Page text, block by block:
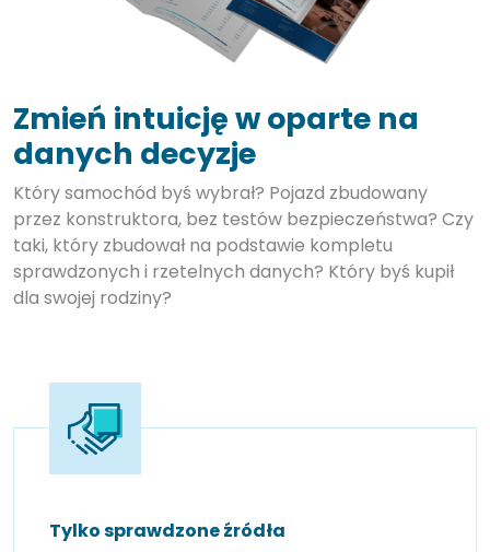
Zmień intuicję w oparte na
danych decyzje
Który samochód byś wybrał? Pojazd zbudowany
przez konstruktora, bez testów bezpieczeństwa? Czy
taki, który zbudował na podstawie kompletu
sprawdzonych i rzetelnych danych? Który byś kupił
dla swojej rodziny?
Tylko sprawdzone źródła